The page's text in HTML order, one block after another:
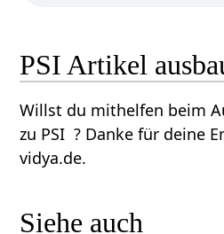
PSI Artikel
Willst du mithelfen beim
zu PSI ? Danke für deine
vidya.de.
Siehe auch